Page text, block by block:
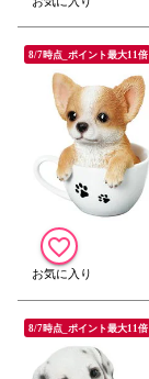
8/7時点_ポイント最大11倍
8/7時点_ポイント最大11倍